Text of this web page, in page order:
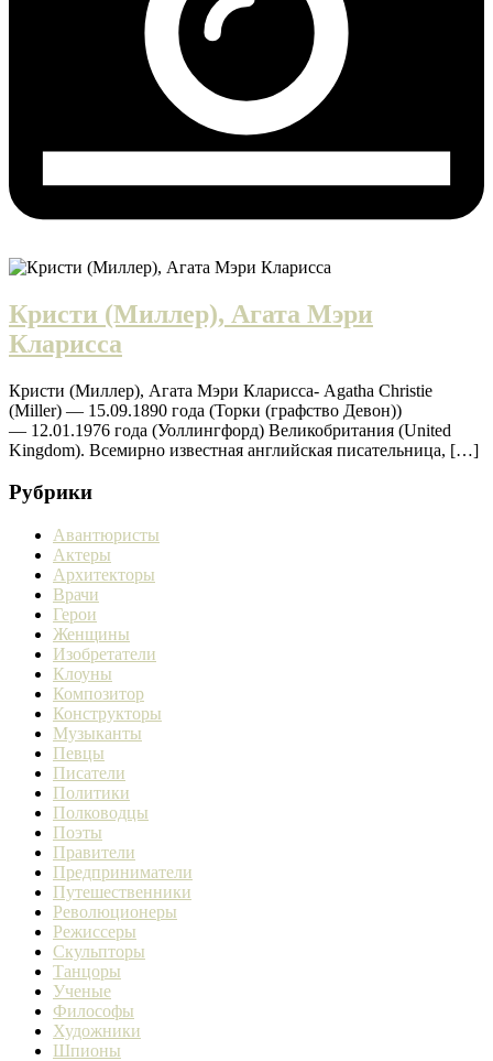
Кристи (Миллер), Агата Мэри
Кларисса
Кристи (Миллер), Агата Мэри Кларисса- Agatha Christie
(Miller) — 15.09.1890 года (Торки (графство Девон))
— 12.01.1976 года (Уоллингфорд) Великобритания (United
Kingdom). Всемирно известная английская писательница, […]
Рубрики
Авантюристы
Актеры
Архитекторы
Врачи
Герои
Женщины
Изобретатели
Клоуны
Композитор
Конструкторы
Музыканты
Певцы
Писатели
Политики
Полководцы
Поэты
Правители
Предприниматели
Путешественники
Революционеры
Режиссеры
Скульпторы
Танцоры
Ученые
Философы
Художники
Шпионы